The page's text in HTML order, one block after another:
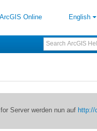
ArcGIS Online English
Server werden nun auf http://